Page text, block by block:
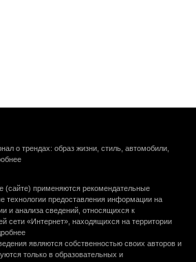
о трендах: образ жизни, стиль, автомобили,
(сайте) применяются рекомендательные
технологии предоставления информации на
и анализа сведений, относящихся к
сети «Интернет», находящихся на территории
являются собственностью своих авторов и
только в образовательных и